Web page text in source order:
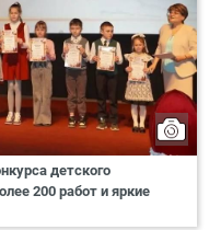
детского
200 работ и яркие